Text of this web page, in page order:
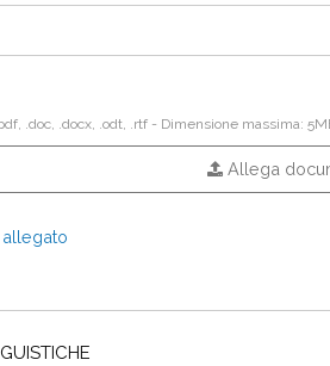
.doc, .docx, .odt, .rtf - Dimensione massima:
Allega